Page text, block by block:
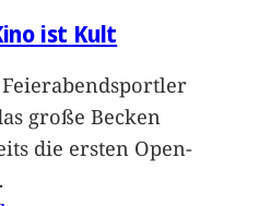
ist Kult
große Becken
die ersten Open-